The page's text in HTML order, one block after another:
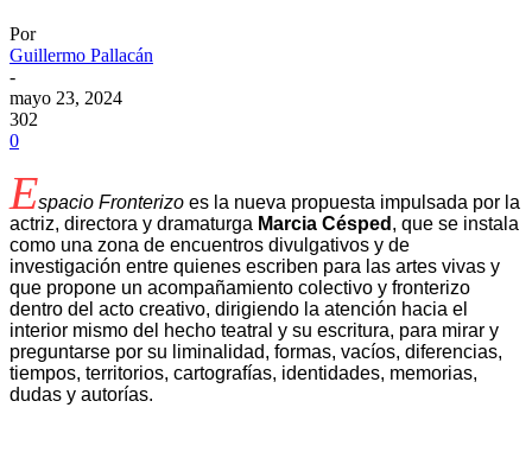
Por
Guillermo Pallacán
-
mayo 23, 2024
302
0
Espacio Fronterizo es la nueva propuesta impulsada por la
actriz, directora y dramaturga Marcia Césped , que se instala
como una zona de encuentros divulgativos y de
investigación entre quienes escriben para las artes vivas y
que propone un acompañamiento colectivo y fronterizo
dentro del acto creativo, dirigiendo la atención hacia el
interior mismo del hecho teatral y su escritura, para mirar y
preguntarse por su liminalidad, formas, vacíos, diferencias,
tiempos, territorios, cartografías, identidades, memorias,
dudas y autorías.